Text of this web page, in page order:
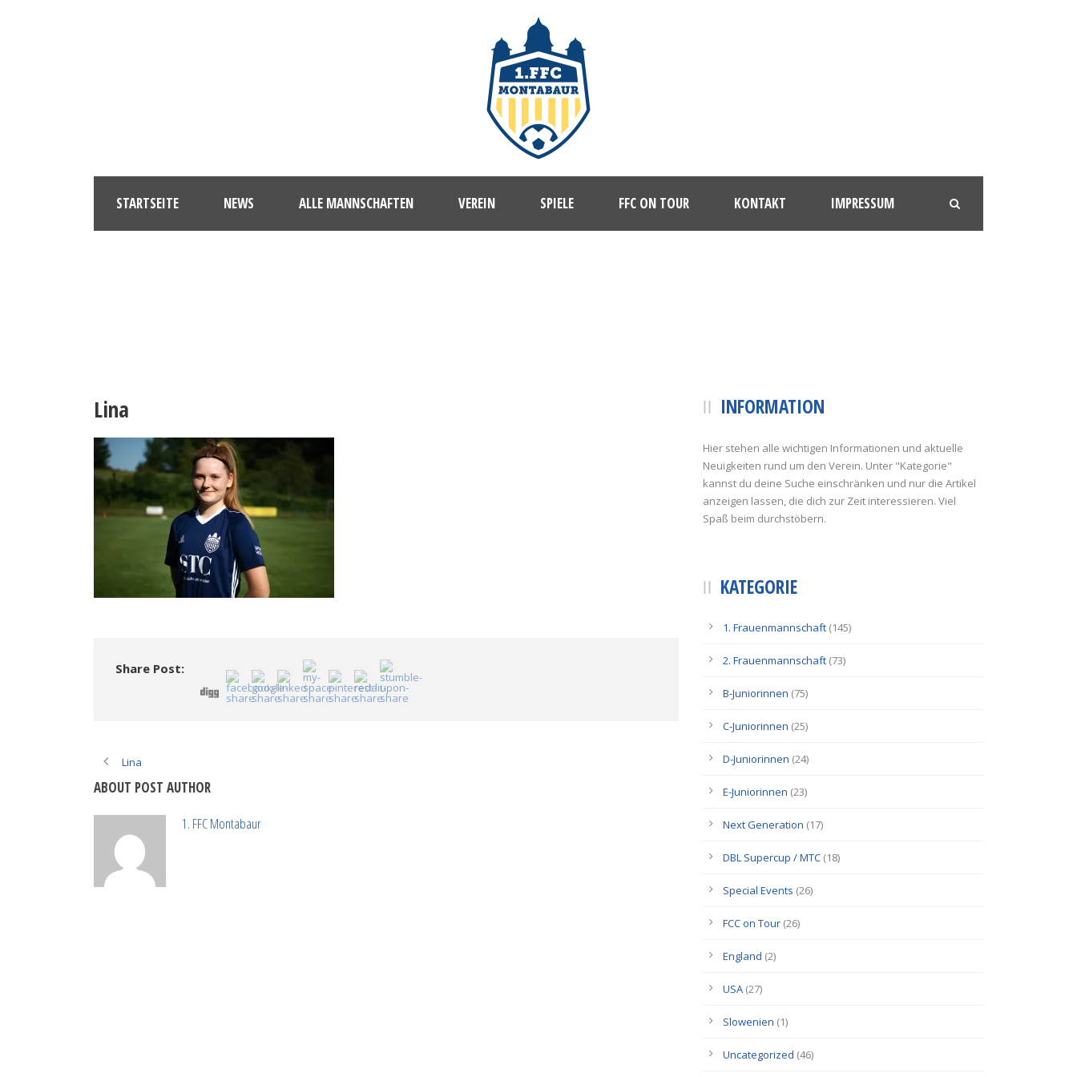
STARTSEITE NEWS ALLE MANNSCHAFTEN VEREIN SPIELE FFC ON TOUR KONTAKT IMPRESSUM
Lina
Share Post:
Lina
ABOUT POST AUTHOR
1. FFC Montabaur
INFORMATION
Hier stehen alle wichtigen Informationen und aktuelle
Neuigkeiten rund um den Verein. Unter "Kategorie"
kannst du deine Suche einschränken und nur die Artikel
anzeigen lassen, die dich zur Zeit interessieren. Viel
Spaß beim durchstöbern.
KATEGORIE
1. Frauenmannschaft (145)
2. Frauenmannschaft (73)
B-Juniorinnen (75)
C-Juniorinnen (25)
D-Juniorinnen (24)
E-Juniorinnen (23)
Next Generation (17)
DBL Supercup / MTC (18)
Special Events (26)
FCC on Tour (26)
England (2)
USA (27)
Slowenien (1)
Uncategorized (46)